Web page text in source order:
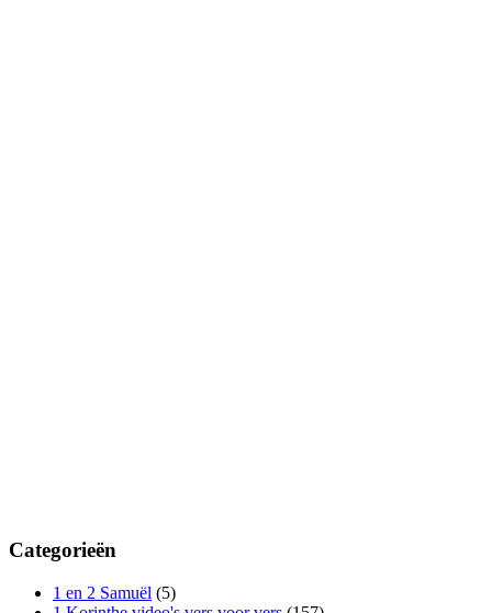
Categorieën
1 en 2 Samuël (5)